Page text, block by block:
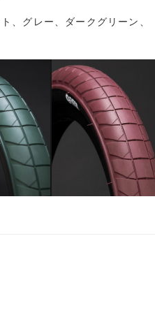
、グレー、ダークグリーン、